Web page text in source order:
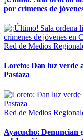
por crímenes de
Red de Medios
Loreto: Dan luz verde
Pastaza
Red de Medios
Ayacucho: Denuncian